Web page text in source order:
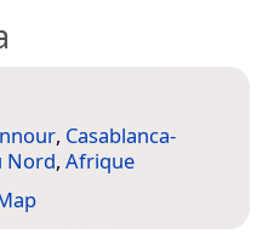
, Casablanca-
Nord, Afrique